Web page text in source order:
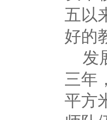
五以
好的
发
三年
平方